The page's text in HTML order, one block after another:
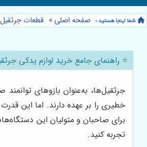
صفحه اصلی » قطعات جرثقیل
⭐️ راهنمای جامع خرید لوازم یدکی
جرثقیل‌ها، به‌عنوان بازوهای
خطیری را بر عهده دارند. اما این
برای صاحبان و متولیان این
تجربه کنید.